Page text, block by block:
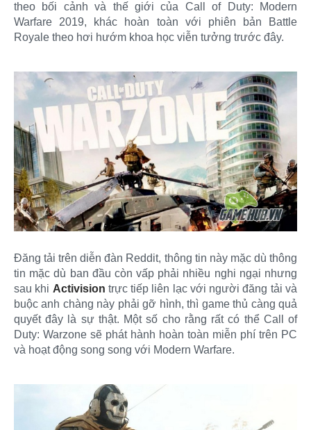
theo bối cảnh và thế giới của Call of Duty: Modern
Warfare 2019, khác hoàn toàn với phiên bản Battle
Royale theo hơi hướm khoa học viễn tưởng trước đây.
Đăng tải trên diễn đàn Reddit, thông tin này mặc dù thông
tin mặc dù ban đầu còn vấp phải nhiều nghi ngại nhưng
sau khi Activision trực tiếp liên lạc với người đăng tải và
buộc anh chàng này phải gỡ hình, thì game thủ càng quả
quyết đây là sự thật. Một số cho rằng rất có thể Call of
Duty: Warzone sẽ phát hành hoàn toàn miễn phí trên PC
và hoạt động song song với Modern Warfare.